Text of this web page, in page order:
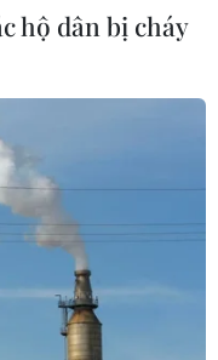
cộng đồng Sì
Đường) nằm ở độ
và tiếp đất tại
hộ dân bị cháy